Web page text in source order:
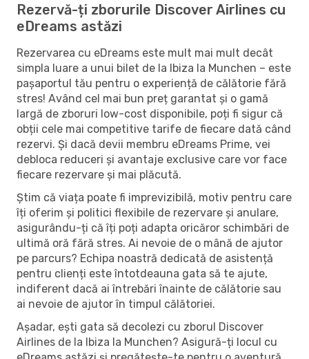
Rezervă-ți zborurile Discover Airlines cu
eDreams astăzi
Rezervarea cu eDreams este mult mai mult decât
simpla luare a unui bilet de la Ibiza la Munchen – este
pașaportul tău pentru o experiență de călătorie fără
stres! Având cel mai bun preț garantat și o gamă
largă de zboruri low-cost disponibile, poți fi sigur că
obții cele mai competitive tarife de fiecare dată când
rezervi. Și dacă devii membru eDreams Prime, vei
debloca reduceri și avantaje exclusive care vor face
fiecare rezervare și mai plăcută.
Știm că viața poate fi imprevizibilă, motiv pentru care
îți oferim și politici flexibile de rezervare și anulare,
asigurându-ți că îți poți adapta oricăror schimbări de
ultimă oră fără stres. Ai nevoie de o mână de ajutor
pe parcurs? Echipa noastră dedicată de asistență
pentru clienți este întotdeauna gata să te ajute,
indiferent dacă ai întrebări înainte de călătorie sau
ai nevoie de ajutor în timpul călătoriei.
Așadar, ești gata să decolezi cu zborul Discover
Airlines de la Ibiza la Munchen? Asigură-ți locul cu